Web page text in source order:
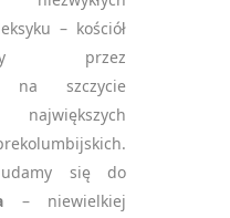
– kościół
przez
na szczycie
udamy się do
– niewielkiej